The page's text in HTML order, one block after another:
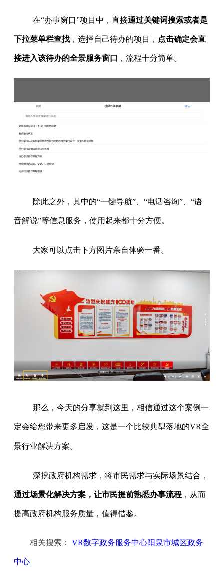
在“办事窗口”项目中，直接通过关键词搜索或者是
下拉菜单栏查找 ，选择自己待办的项目， 点击确定会直
接进入该待办的全景服务窗口 ，流程十分简单。
除此之外，其中的“一键导航”、“电话咨询”、“语
音解说”等信息服务，使用起来都十分方便。
大家可以点击下方图片亲自体验一番。
那么，今天的分享就到这里，相信通过这个案例一
定会给您带来更多启发，这是一个比较典型落地的VR全
景行业解决方案。
深挖政府机构需求，将市民需求与实际场景结合，
通过场景化解决方案，让市民提前熟悉办事流程 ，从而
提高政府机构服务质量，值得借鉴。
相关搜索： VR数字政务服务中心阳泉市城区政务
中心